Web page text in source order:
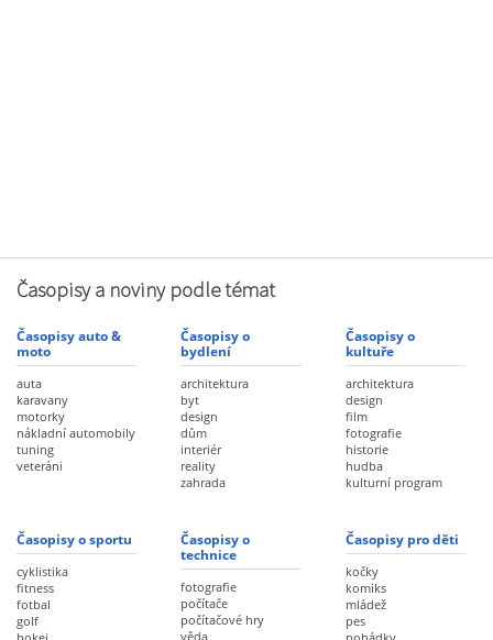
Časopisy a noviny podle témat
Časopisy auto &
moto
auta
karavany
motorky
nákladní automobily
tuning
veteráni
Časopisy o
bydlení
architektura
byt
design
dům
interiér
reality
zahrada
Časopisy o
kultuře
architektura
design
film
fotografie
historie
hudba
kulturní program
Časopisy o sportu
cyklistika
fitness
fotbal
golf
Časopisy o
technice
fotografie
počítače
počítačové hry
věda
Časopisy pro děti
kočky
komiks
mládež
pes